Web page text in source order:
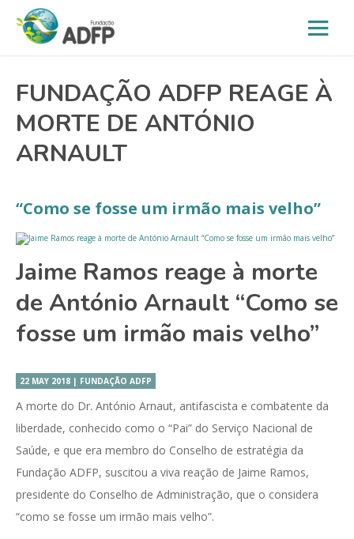
FUNDAÇÃO ADFP REAGE À
MORTE DE ANTÓNIO
ARNAULT
“Como se fosse um irmão mais velho”
Jaime Ramos reage à morte
de António Arnault “Como se
fosse um irmão mais velho”
22 MAY 2018 | FUNDAÇÃO ADFP
A morte do Dr. António Arnaut, antifascista e combatente da
liberdade, conhecido como o “Pai” do Serviço Nacional de
Saúde, e que era membro do Conselho de estratégia da
Fundação ADFP, suscitou a viva reação de Jaime Ramos,
presidente do Conselho de Administração, que o considera
“como se fosse um irmão mais velho”.